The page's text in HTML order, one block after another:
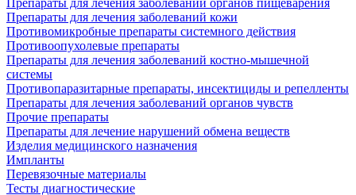
Препараты для лечения заболеваний органов пищеварения
Препараты для лечения заболеваний кожи
Противомикробные препараты системного действия
Противоопухолевые препараты
Препараты для лечения заболеваний костно-мышечной
системы
Противопаразитарные препараты, инсектициды и репелленты
Препараты для лечения заболеваний органов чувств
Прочие препараты
Препараты для лечение нарушений обмена веществ
Изделия медицинского назначения
Импланты
Перевязочные материалы
Тесты диагностические